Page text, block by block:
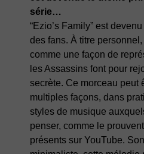
série…
“Ezio’s Family” est
des fans. À titre
comme une façon de
les Assassins font pour
secrète. Ce morceau peut
multiples façons, dans
styles de musique
penser, comme le
présents sur YouTube.